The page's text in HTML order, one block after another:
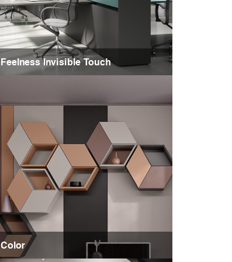
Feelness Invisible Touch
Color